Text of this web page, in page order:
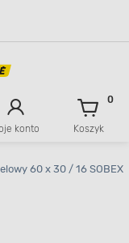
konto Koszyk
0
60 x 30 / 16 SOBEX